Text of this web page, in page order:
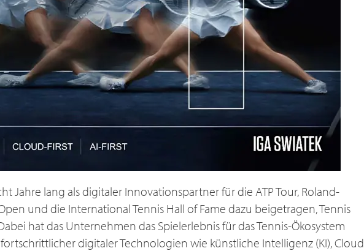
Jahre lang als digitaler Innovationspartner für die ATP Tour, Roland-
und die International Tennis Hall of Fame dazu beigetragen, Tennis
hat das Unternehmen das Spielerlebnis für das Tennis-Ökosystem
digitaler Technologien wie künstliche Intelligenz (KI), Cloud